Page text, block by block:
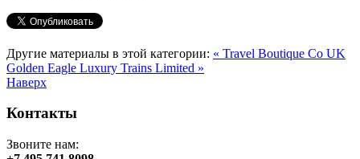
Другие материалы в этой категории: « Travel Boutique Co UK
Golden Eagle Luxury Trains Limited »
Наверх
Контакты
Звоните нам: